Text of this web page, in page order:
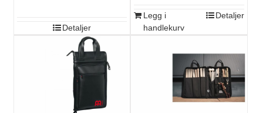
Detaljer
Legg i
handlekurv
Detaljer